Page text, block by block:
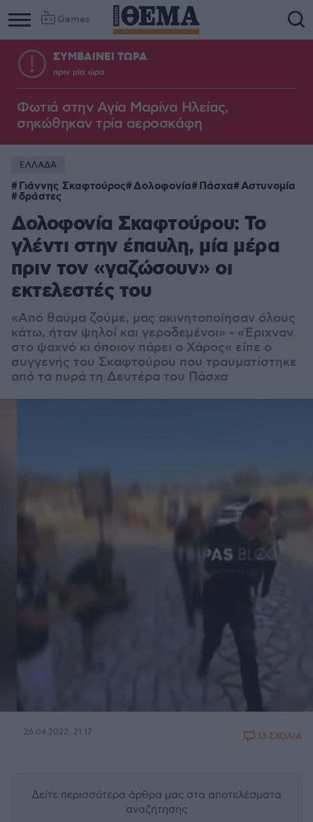
Games
ΣΥΜΒΑΙΝΕΙ ΤΩΡΑ
πριν μία ώρα
Φωτιά στην Aγία Μαρίνα Ηλείας,
σηκώθηκαν τρία αεροσκάφη
ΕΛΛΑΔΑ
Γιάννης Σκαφτούρος Δολοφονία Πάσχα Αστυνομία
δράστες
Δολοφονία Σκαφτούρου: Το
γλέντι στην έπαυλη, μία μέρα
πριν τον «γαζώσουν» οι
εκτελεστές του
«Από θαύμα ζούμε, μας ακινητοποίησαν όλους
κάτω, ήταν ψηλοί και γεροδεμένοι» - «Έριχναν
στο ψαχνό κι όποιον πάρει ο Χάρος« είπε ο
συγγενής του Σκαφτούρου που τραυματίστηκε
από τα πυρά τη Δευτέρα του Πάσχα
26.04.2022, 21:17 13 ΣΧΟΛΙΑ
Δείτε περισσότερα άρθρα μας στα αποτελέσματα
αναζήτησης